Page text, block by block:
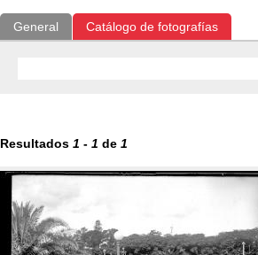
General Catálogo de fotografías
Resultados 1 - 1 de 1